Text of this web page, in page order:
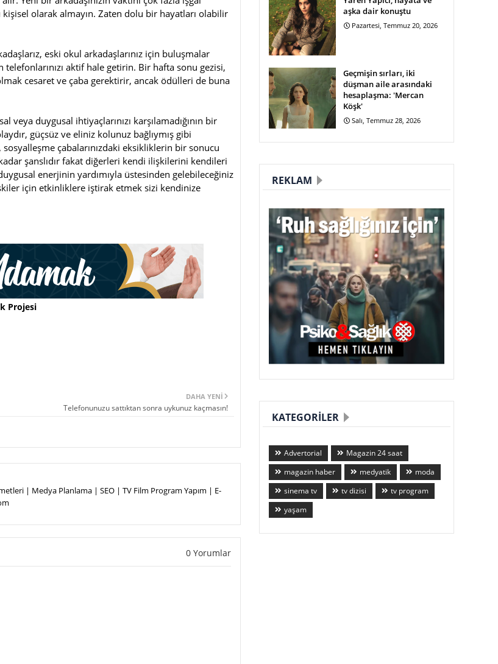
kişisel olarak almayın. Zaten dolu bir hayatları olabilir
eski okul arkadaşlarınız için buluşmalar
aktif hale getirin. Bir hafta sonu gezisi,
cesaret ve çaba gerektirir, ancak ödülleri de buna
duygusal ihtiyaçlarınızı karşılamadığının bir
güçsüz ve eliniz kolunuz bağlıymış gibi
çabalarınızdaki eksikliklerin bir sonucu
şanslıdır fakat diğerleri kendi ilişkilerini kendileri
enerjinin yardımıyla üstesinden gelebileceğiniz
için etkinliklere iştirak etmek sizi kendinize
Projesi
DAHA YENI
Telefonunuzu sattıktan sonra uykunuz kaçmasın!
| Medya Planlama | SEO | TV Film Program Yapım | E-
0 Yorumlar
aşka dair konuştu
Pazartesi, Temmuz 20, 2026
Geçmişin sırları, iki
düşman aile arasındaki
hesaplaşma: 'Mercan
Köşk'
Salı, Temmuz 28, 2026
REKLAM
KATEGORILER
Advertorial
Magazin 24 saat
magazin haber
medyatik
moda
sinema tv
tv dizisi
tv program
yaşam